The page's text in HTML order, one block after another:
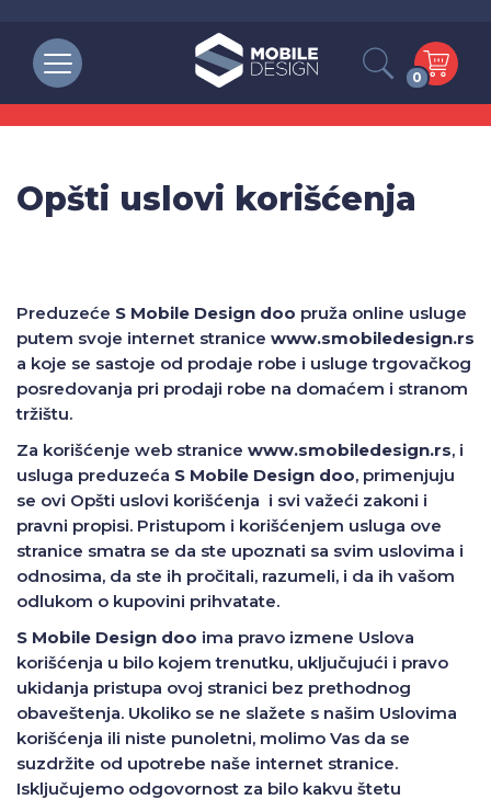
0
Opšti uslovi korišćenja
Preduzeće S Mobile Design doo pruža online usluge
putem svoje internet stranice www.smobiledesign.rs
a koje se sastoje od prodaje robe i usluge trgovačkog
posredovanja pri prodaji robe na domaćem i stranom
tržištu.
Za korišćenje web stranice www.smobiledesign.rs, i
usluga preduzeća S Mobile Design doo, primenjuju
se ovi Opšti uslovi korišćenja i svi važeći zakoni i
pravni propisi. Pristupom i korišćenjem usluga ove
stranice smatra se da ste upoznati sa svim uslovima i
odnosima, da ste ih pročitali, razumeli, i da ih vašom
odlukom o kupovini prihvatate.
S Mobile Design doo ima pravo izmene Uslova
korišćenja u bilo kojem trenutku, uključujući i pravo
ukidanja pristupa ovoj stranici bez prethodnog
obaveštenja. Ukoliko se ne slažete s našim Uslovima
korišćenja ili niste punoletni, molimo Vas da se
suzdržite od upotrebe naše internet stranice.
Isključujemo odgovornost za bilo kakvu štetu